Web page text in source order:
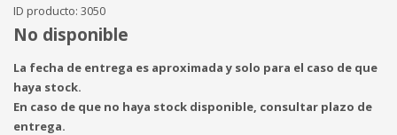
ID producto: 3050
No disponible
La fecha de entrega es aproximada y solo para el caso de que
haya stock.
En caso de que no haya stock disponible, consultar plazo de
entrega.